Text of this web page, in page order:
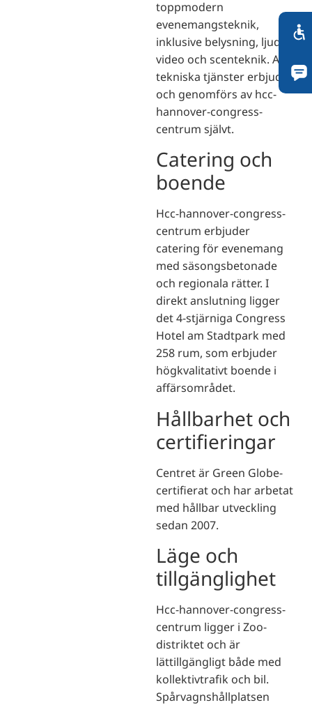
toppmodern
evenemangsteknik,
inklusive belysning, ljud,
video och scenteknik. Alla
tekniska tjänster erbjuds
och genomförs av hcc-
hannover-congress-
centrum självt.
Catering och
boende
Hcc-hannover-congress-
centrum erbjuder
catering för evenemang
med säsongsbetonade
och regionala rätter. I
direkt anslutning ligger
det 4-stjärniga Congress
Hotel am Stadtpark med
258 rum, som erbjuder
högkvalitativt boende i
affärsområdet.
Hållbarhet och
certifieringar
Centret är Green Globe-
certifierat och har arbetat
med hållbar utveckling
sedan 2007.
Läge och
tillgänglighet
Hcc-hannover-congress-
centrum ligger i Zoo-
distriktet och är
lättillgängligt både med
kollektivtrafik och bil.
Spårvagnshållplatsen